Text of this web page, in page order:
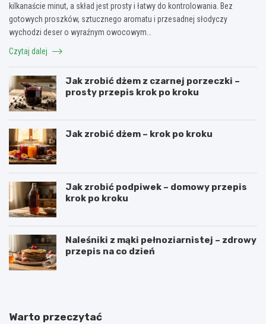
kilkanaście minut, a skład jest prosty i łatwy do kontrolowania. Bez
gotowych proszków, sztucznego aromatu i przesadnej słodyczy
wychodzi deser o wyraźnym owocowym…
Czytaj dalej
Jak zrobić dżem z czarnej porzeczki –
prosty przepis krok po kroku
Jak zrobić dżem – krok po kroku
Jak zrobić podpiwek – domowy przepis
krok po kroku
Naleśniki z mąki pełnoziarnistej – zdrowy
przepis na co dzień
Warto przeczytać